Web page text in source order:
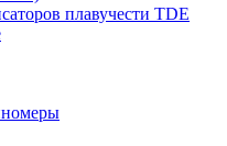
плавучести TDE